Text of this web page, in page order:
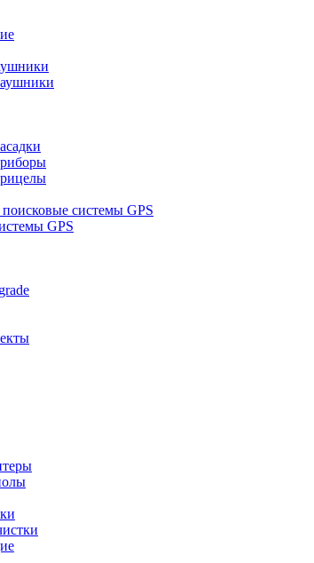
системы GPS
GPS